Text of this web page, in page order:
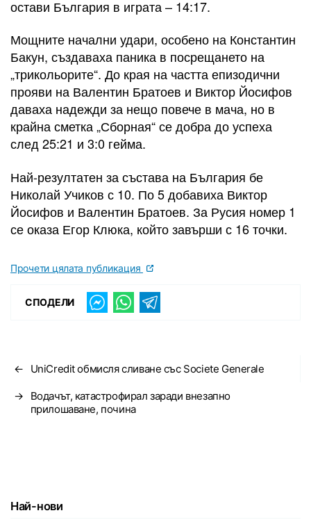
остави България в играта – 14:17.
Мощните начални удари, особено на Константин
Бакун, създаваха паника в посрещането на
„трикольорите“. До края на частта епизодични
прояви на Валентин Братоев и Виктор Йосифов
даваха надежди за нещо повече в мача, но в
крайна сметка „Сборная“ се добра до успеха
след 25:21 и 3:0 гейма.
Най-резултатен за състава на България бе
Николай Учиков с 10. По 5 добавиха Виктор
Йосифов и Валентин Братоев. За Русия номер 1
се оказа Егор Клюка, който завърши с 16 точки.
Прочети цялата публикация
СПОДЕЛИ
← UniCredit обмисля сливане със Societe Generale
→
Водачът, катастрофирал заради внезапно
прилошаване, почина
Най-нови